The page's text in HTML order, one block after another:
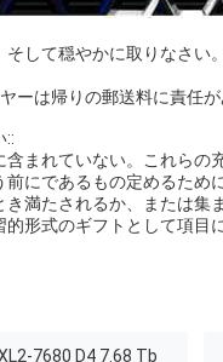
そして穏やかに取りなさい
ーは帰りの郵送料に責任
::
まれていない。これらの
にであるもの定めるため
満たされるか、または
形式のギフトとして項
7680 D4 7.68 Tb